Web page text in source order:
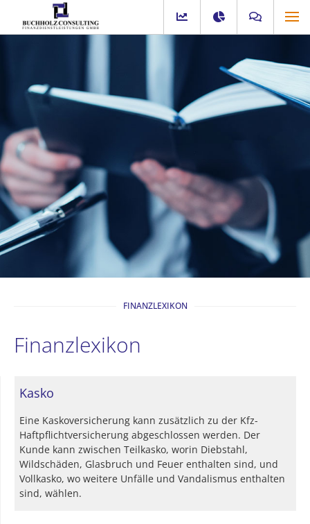
FINANZLEXIKON
Finanzlexikon
Kasko
Eine Kaskoversicherung kann zusätzlich zu der Kfz-
Haftpflichtversicherung abgeschlossen werden. Der
Kunde kann zwischen Teilkasko, worin Diebstahl,
Wildschäden, Glasbruch und Feuer enthalten sind, und
Vollkasko, wo weitere Unfälle und Vandalismus enthalten
sind, wählen.